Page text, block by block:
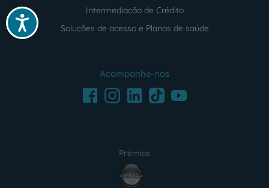
Acessibilidade
Intermediação de Crédito
Soluções de acesso e Planos de saúde
Acompanhe-nos
FacebookInstagramLinkedInTikTokYoutube
Prémios
award4